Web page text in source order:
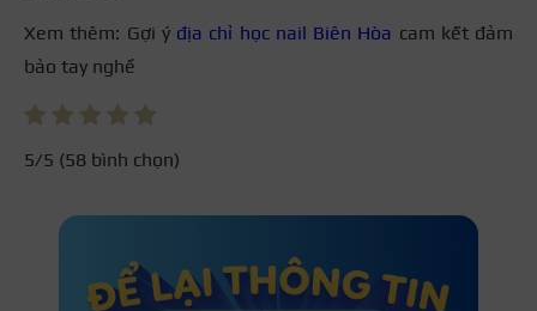
Xem thêm: Gợi ý địa chỉ học nail Biên Hòa cam kết đảm
bảo tay nghề
5/5 (58 bình chọn)